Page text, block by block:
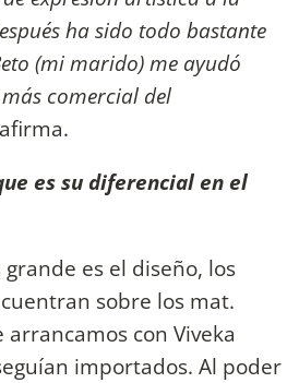
ha sido todo bastante
(mi marido) me ayudó
comercial del
afirma.
es su diferencial en el
es el diseño, los
sobre los mat.
con Viveka
importados. Al poder